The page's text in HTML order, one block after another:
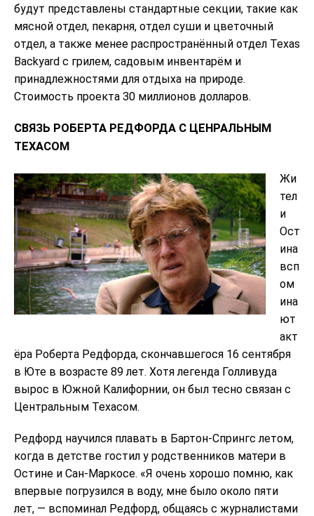
будут представлены стандартные секции, такие как
мясной отдел, пекарня, отдел суши и цветочный
отдел, а также менее распространённый отдел Texas
Backyard с грилем, садовым инвентарём и
принадлежностями для отдыха на природе.
Стоимость проекта 30 миллионов долларов.
СВЯЗЬ РОБЕРТА РЕДФОРДА С ЦЕНРАЛЬНЫМ
ТЕХАСОМ
Жи
тел
и
Ост
ина
всп
ом
ина
ют
акт
ёра Роберта Редфорда, скончавшегося 16 сентября
в Юте в возрасте 89 лет. Хотя легенда Голливуда
вырос в Южной Калифорнии, он был тесно связан с
Центральным Техасом.
Редфорд научился плавать в Бартон-Спрингс летом,
когда в детстве гостил у родственников матери в
Остине и Сан-Маркосе. «Я очень хорошо помню, как
впервые погрузился в воду, мне было около пяти
лет, — вспоминал Редфорд, общаясь с журналистами